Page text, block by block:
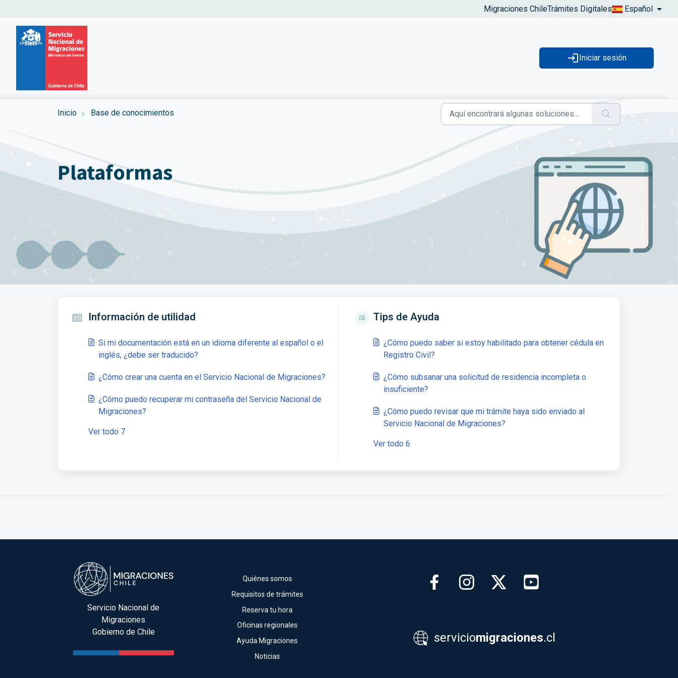
Migraciones ChileTrámites Digitales Español
Iniciar sesión
Inicio Base de conocimientos
Plataformas
.
Información de utilidad
Si mi documentación está en un idioma diferente al español o el
inglés, ¿debe ser traducido?
¿Cómo crear una cuenta en el Servicio Nacional de Migraciones?
¿Cómo puedo recuperar mi contraseña del Servicio Nacional de
Migraciones?
Ver todo 7
Tips de Ayuda
¿Cómo puedo saber si estoy habilitado para obtener cédula en
Registro Civil?
¿Cómo subsanar una solicitud de residencia incompleta o
insuficiente?
¿Cómo puedo revisar que mi trámite haya sido enviado al
Servicio Nacional de Migraciones?
Ver todo 6
Servicio Nacional de
Migraciones
Gobierno de Chile
Quiénes somos
Requisitos de trámites
Reserva tu hora
Oficinas regionales
Ayuda Migraciones
Noticias
serviciomigraciones.cl